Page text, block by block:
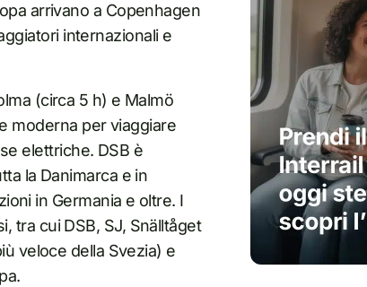
arrivano a Copenhagen
internazionali e
(circa 5 h) e Malmö
moderna per viaggiare
elettriche. DSB è
la Danimarca e in
in Germania e oltre. I
tra cui DSB, SJ, Snälltåget
veloce della Svezia) e